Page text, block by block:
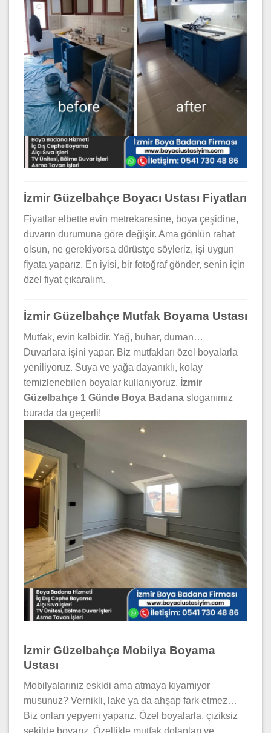
İzmir Güzelbahçe Boyacı Ustası Fiyatları
Fiyatlar elbette evin metrekaresine, boya çeşidine,
duvarın durumuna göre değişir. Ama gönlün rahat
olsun, ne gerekiyorsa dürüstçe söyleriz, işi uygun
fiyata yaparız. En iyisi, bir fotoğraf gönder, senin için
özel fiyat çıkaralım.
İzmir Güzelbahçe Mutfak Boyama Ustası
Mutfak, evin kalbidir. Yağ, buhar, duman…
Duvarlara işini yapar. Biz mutfakları özel boyalarla
yeniliyoruz. Suya ve yağa dayanıklı, kolay
temizlenebilen boyalar kullanıyoruz. İzmir
Güzelbahçe 1 Günde Boya Badana sloganımız
burada da geçerli!
İzmir Güzelbahçe Mobilya Boyama
Ustası
Mobilyalarınız eskidi ama atmaya kıyamıyor
musunuz? Vernikli, lake ya da ahşap fark etmez…
Biz onları yepyeni yaparız. Özel boyalarla, çiziksiz